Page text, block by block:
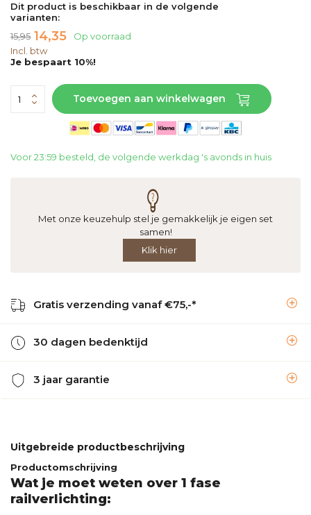
Dit product is beschikbaar in de volgende
varianten:
15,95 14,35
Op voorraad
Incl. btw
Je bespaart 10%!
Toevoegen aan winkelwagen
Voor 23:59 besteld, de volgende werkdag 's avonds in huis
Met onze keuzehulp stel je gemakkelijk je eigen set
samen!
Klik hier
Gratis verzending vanaf €75,-*
30 dagen bedenktijd
3 jaar garantie
Uitgebreide productbeschrijving
Productomschrijving
Wat je moet weten over 1 fase
railverlichting: